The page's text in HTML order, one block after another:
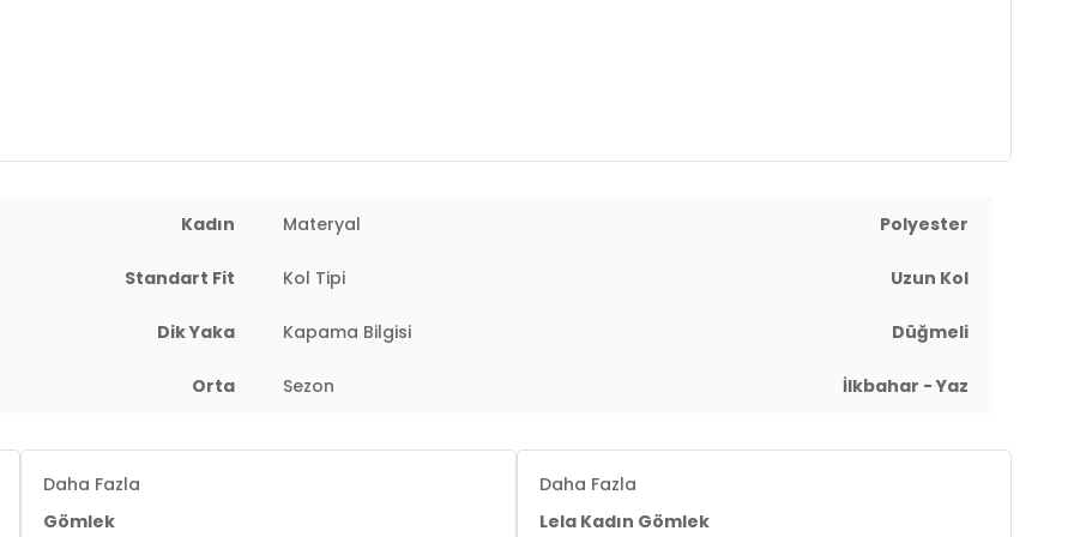
Kadın Materyal Polyester
Standart Fit Kol Tipi Uzun Kol
Dik Yaka Kapama Bilgisi Düğmeli
Orta Sezon İlkbahar - Yaz
Daha Fazla
Gömlek
Daha Fazla
Lela Kadın Gömlek